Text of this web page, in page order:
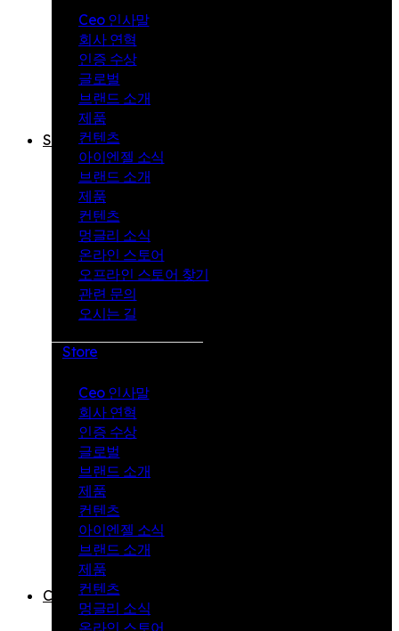
Ceo 인사말
회사 연혁
인증 수상
글로벌
브랜드 소개
제품
컨텐츠
아이엔젤 소식
브랜드 소개
제품
컨텐츠
멍글리 소식
온라인 스토어
오프라인 스토어 찾기
관련 문의
오시는 길
Store
Ceo 인사말
회사 연혁
인증 수상
글로벌
브랜드 소개
제품
컨텐츠
아이엔젤 소식
브랜드 소개
제품
컨텐츠
멍글리 소식
온라인 스토어
글
리
소
식
Store
온
라
인
스
토
어
오
라
인
스
토
어
찾
기
Contact
관